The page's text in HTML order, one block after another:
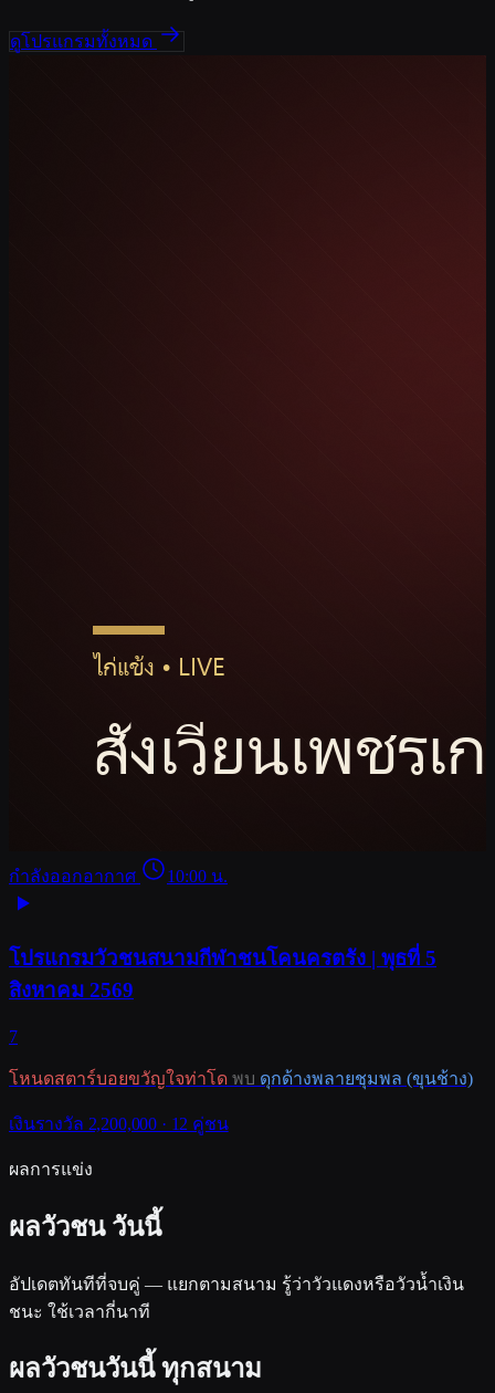
ดูโปรแกรมทั้งหมด
กำลังออกอากาศ 10:00 น.
โปรแกรมวัวชนสนามกีฬาชนโคนครตรัง | พุธที่ 5
สิงหาคม 2569
7
โหนดสตาร์บอยขวัญใจท่าโด พบ ดุกด้างพลายชุมพล (ขุนช้าง)
เงินรางวัล 2,200,000 · 12 คู่ชน
ผลการแข่ง
ผลวัวชนวันนี้
อัปเดตทันทีที่จบคู่ — แยกตามสนาม รู้ว่าวัวแดงหรือวัวน้ำเงิน
ชนะ ใช้เวลากี่นาที
ผลวัวชนวันนี้ ทุกสนาม